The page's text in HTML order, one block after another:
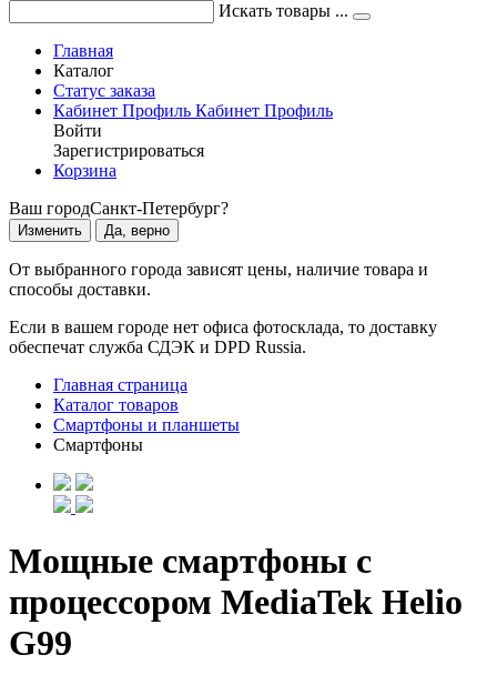
Искать товары ...
Главная
Каталог
Статус заказа
Кабинет Профиль Кабинет Профиль
Войти
Зарегистрироваться
Корзина
Ваш городСанкт-Петербург?
Изменить Да, верно
От выбранного города зависят цены, наличие товара и
способы доставки.
Если в вашем городе нет офиса фотосклада, то доставку
обеспечат служба СДЭК и DPD Russia.
Главная страница
Каталог товаров
Смартфоны и планшеты
Смартфоны
Мощные смартфоны с
процессором MediaTek Helio
G99